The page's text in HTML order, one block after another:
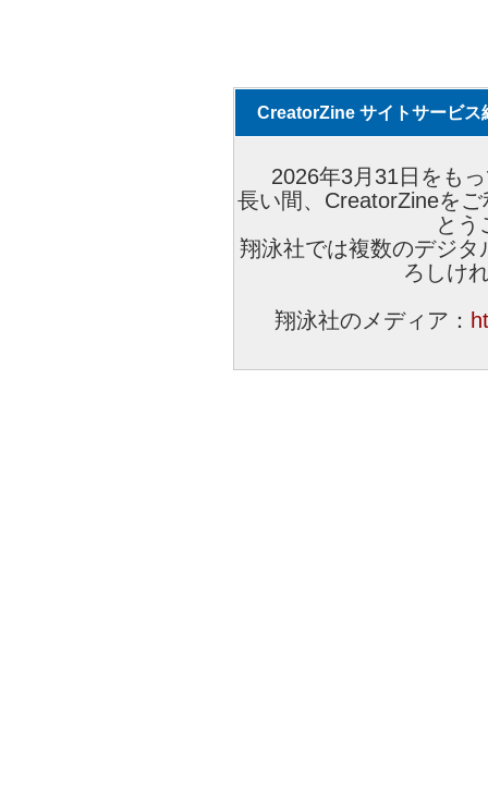
CreatorZine サイトサービス
2026年3月31日をも
長い間、CreatorZineを
とう
翔泳社では複数のデジ
ろしけ
翔泳社のメディア：